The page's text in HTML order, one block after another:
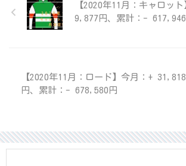
【2020年11月：キャロッ
9,877円、累計：- 617,946
【2020年11月：ロード】今月：+ 31,818
円、累計：- 678,580円